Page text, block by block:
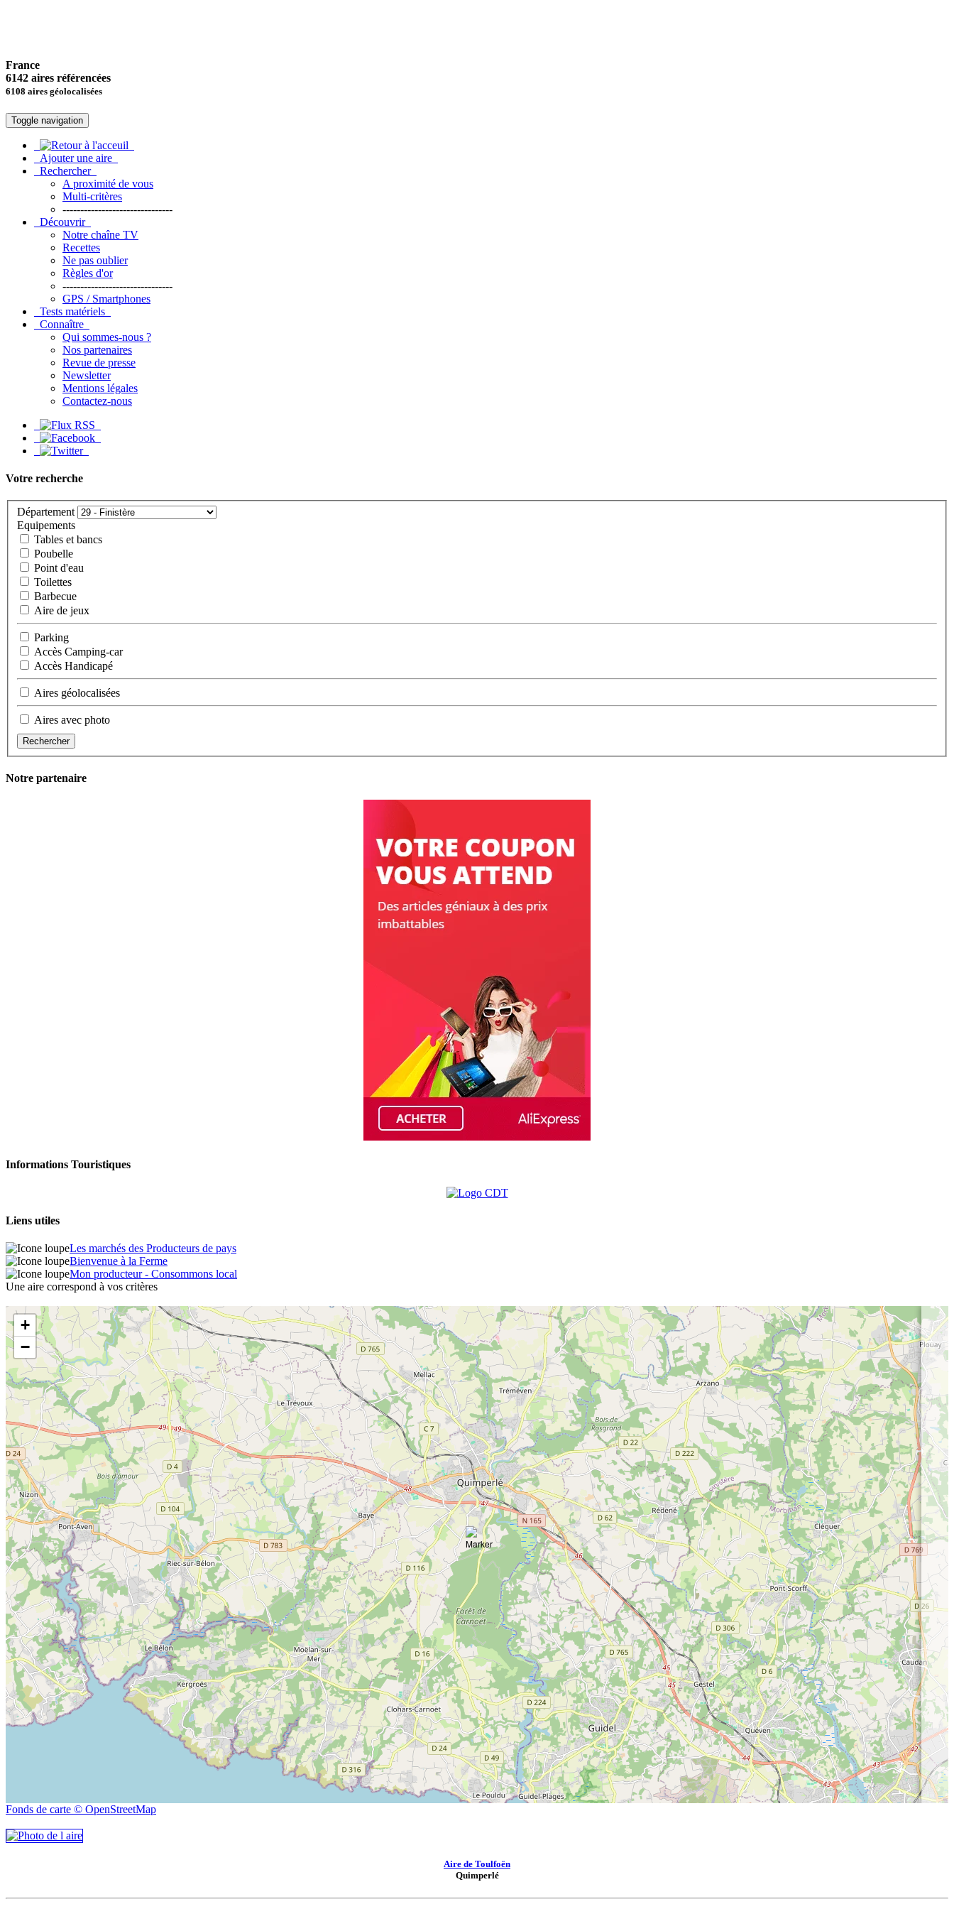
France
6142 aires référencées
6108 aires géolocalisées
Toggle navigation
Ajouter une aire
Rechercher
A proximité de vous
Multi-critères
-------------------------------
Découvrir
Notre chaîne TV
Recettes
Ne pas oublier
Règles d'or
-------------------------------
GPS / Smartphones
Tests matériels
Connaître
Qui sommes-nous ?
Nos partenaires
Revue de presse
Newsletter
Mentions légales
Contactez-nous
Votre recherche
Département
Equipements
Tables et bancs
Poubelle
Point d'eau
Toilettes
Barbecue
Aire de jeux
Parking
Accès Camping-car
Accès Handicapé
Aires géolocalisées
Aires avec photo
Rechercher
Notre partenaire
Informations Touristiques
Liens utiles
Les marchés des Producteurs de pays
Bienvenue à la Ferme
Mon producteur - Consommons local
Une aire correspond à vos critères
+
−
Fonds de carte © OpenStreetMap
Aire de Toulfoën
Quimperlé